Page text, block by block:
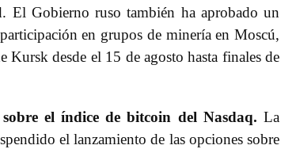
El Gobierno ruso también ha aprobado un
en grupos de minería en Moscú,
desde el 15 de agosto hasta finales de
el índice de bitcoin del Nasdaq. La
el lanzamiento de las opciones sobre